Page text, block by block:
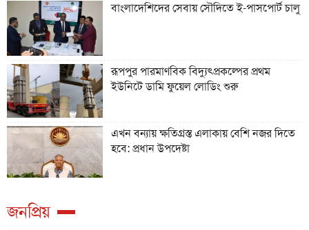
বাংলাদেশিদের সেবায় সৌদিতে ই-পাসপোর্ট চালু
রূপপুর পারমাণবিক বিদ্যুৎপ্রকল্পের প্রথম
ইউনিটে ডামি ফুয়েল লোডিং শুরু
এখন বন্যায় ক্ষতিগ্রস্ত এলাকায় বেশি নজর দিতে
হবে: প্রধান উপদেষ্টা
জনপ্রিয়